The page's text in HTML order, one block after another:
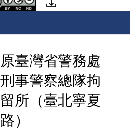
原臺灣省警務處
刑事警察總隊拘
留所（臺北寧夏
路）